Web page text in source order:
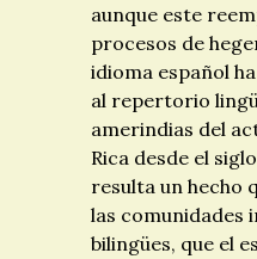
aunque este
procesos de
idioma español
al repertorio
amerindias del
Rica desde el siglo
resulta un hecho
las comunidades
bilingües, que el